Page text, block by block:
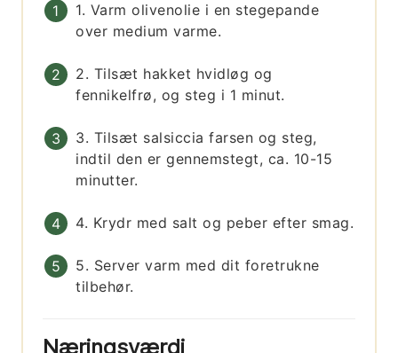
1. Varm olivenolie i en stegepande
over medium varme.
2. Tilsæt hakket hvidløg og
fennikelfrø, og steg i 1 minut.
3. Tilsæt salsiccia farsen og steg,
indtil den er gennemstegt, ca. 10-15
minutter.
4. Krydr med salt og peber efter smag.
5. Server varm med dit foretrukne
tilbehør.
Næringsværdi